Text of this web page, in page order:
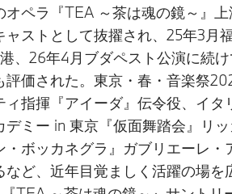
オペラ『TEA ～茶は魂の鏡～』上
ャストとして抜擢され、25年3月
、26年4月ブダペスト公演に続け
評価された。東京・春・音楽祭
ィ指揮『アイーダ』伝令役、イタ
デミー in 東京『仮面舞踏会』リ
・ボッカネグラ』ガブリエーレ・
など、近年目覚ましく活躍の場を